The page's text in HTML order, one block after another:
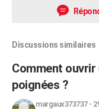
Discussions similaires
Comment
poignées ?
margaux373737-